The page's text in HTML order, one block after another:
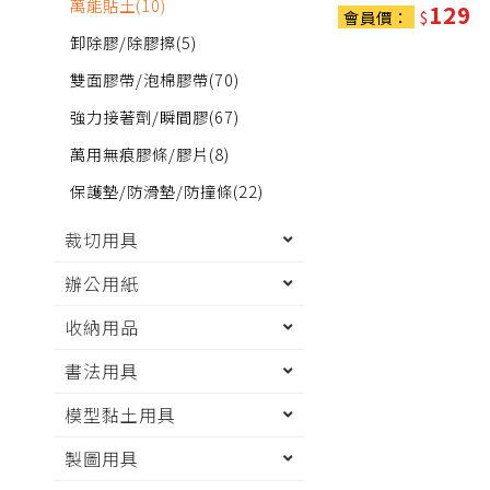
萬能貼土(10)
卸除膠/除膠擦(5)
雙面膠帶/泡棉膠帶(70)
強力接著劑/瞬間膠(67)
萬用無痕膠條/膠片(8)
保護墊/防滑墊/防撞條(22)
裁切用具
辦公用紙
收納用品
書法用具
模型黏土用具
製圖用具
會員價：
$129